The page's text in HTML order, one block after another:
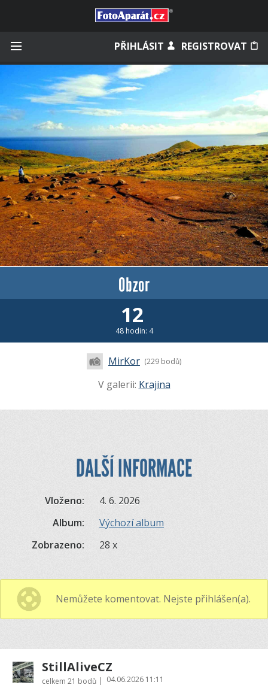
PŘIHLÁSIT REGISTROVAT
Zapamatovat
Zapomněli jste heslo?
Měli jste účet na starém webu?
Obzor
12
48 hodin: 4
MirKor (229 bodů)
V galerii: Krajina
DALŠÍ INFORMACE
Vloženo:
4. 6. 2026
Album:
Výchozí album
Zobrazeno:
28 x
Nemůžete komentovat. Nejste přihlášen(a).
StillAliveCZ
celkem 21 bodů | 04.06.2026 11:11